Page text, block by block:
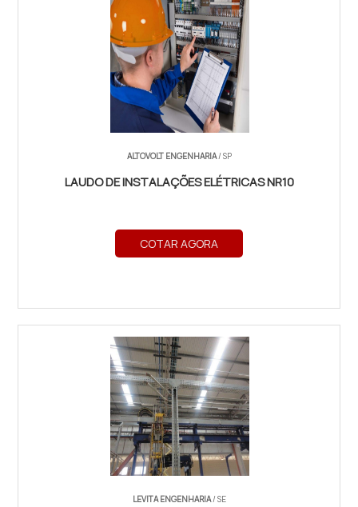
ALTOVOLT ENGENHARIA/ SP
LAUDO DE INSTALAÇÕES ELÉTRICAS NR10
COTAR AGORA
LEVITA ENGENHARIA/ SE